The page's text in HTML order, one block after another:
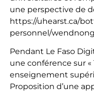
une perspective de
https://uhearst.ca/
personnel/
Pendant Le Faso
une conférence sur
enseignement
Proposition d’une